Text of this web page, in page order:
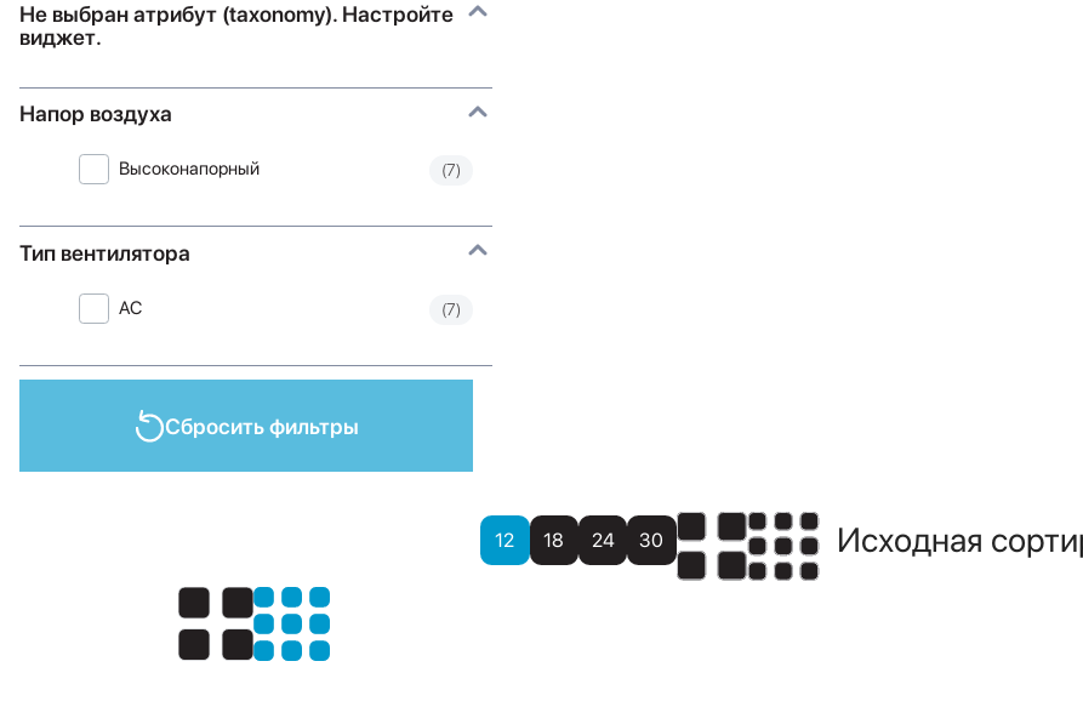
Не выбран атрибут (taxonomy). Настройте
виджет.
Напор воздуха
Высоконапорный (7)
Тип вентилятора
AC (7)
Сбросить фильтры
12 18 24 30
Показать: